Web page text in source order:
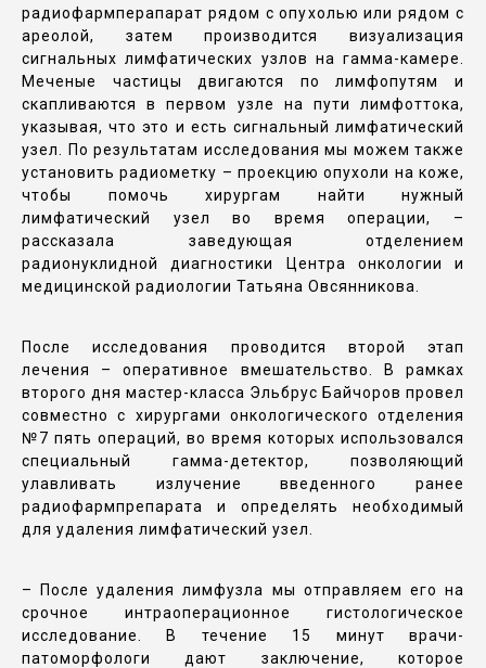
радиофармперапарат рядом с опухолью или рядом с
ареолой, затем производится визуализация
сигнальных лимфатических узлов на гамма-камере.
Меченые частицы двигаются по лимфопутям и
скапливаются в первом узле на пути лимфоттока,
указывая, что это и есть сигнальный лимфатический
узел. По результатам исследования мы можем также
установить радиометку – проекцию опухоли на коже,
чтобы помочь хирургам найти нужный
лимфатический узел во время операции, –
рассказала заведующая отделением
радионуклидной диагностики Центра онкологии и
медицинской радиологии Татьяна Овсянникова.
После исследования проводится второй этап
лечения – оперативное вмешательство. В рамках
второго дня мастер-класса Эльбрус Байчоров провел
совместно с хирургами онкологического отделения
№7 пять операций, во время которых использовался
специальный гамма-детектор, позволяющий
улавливать излучение введенного ранее
радиофармпрепарата и определять необходимый
для удаления лимфатический узел.
– После удаления лимфузла мы отправляем его на
срочное интраоперационное гистологическое
исследование. В течение 15 минут врачи-
патоморфологи дают заключение, которое